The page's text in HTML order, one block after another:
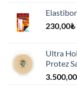
230,00₺
Ultra
Protez
3.500,00